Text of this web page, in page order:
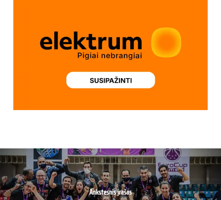
Ankstesnis įrašas